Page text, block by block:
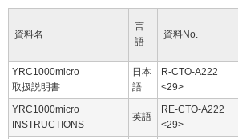
資料名
言
語
資料No.
YRC1000micro
取扱説明書
日本
語
R-CTO-A222
<29>
YRC1000micro
INSTRUCTIONS
英語
RE-CTO-A222
<29>